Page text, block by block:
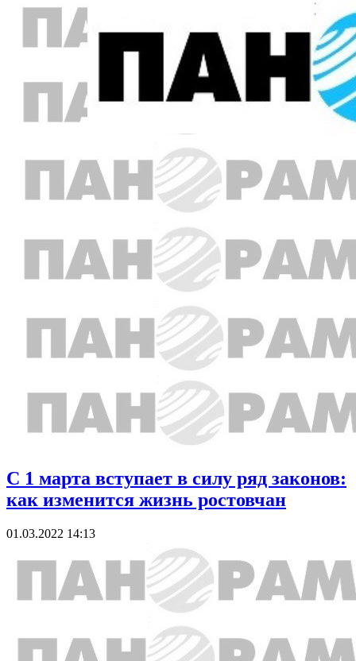
С 1 марта вступает в силу ряд законов:
как изменится жизнь ростовчан
01.03.2022 14:13